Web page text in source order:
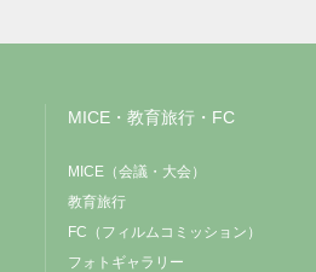
MICE・教育旅行・FC
MICE（会議・大会）
教育旅行
FC（フィルムコミッション）
フォトギャラリー